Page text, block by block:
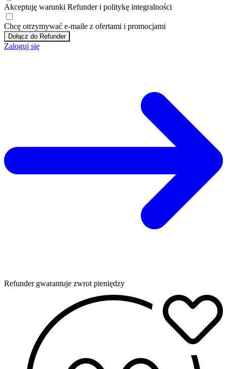
Akceptuję warunki Refunder i politykę integralności
Chcę otrzymywać e-maile z ofertami i promocjami
Dołącz do Refunder
Zaloguj się
Refunder gwarantuje zwrot pieniędzy